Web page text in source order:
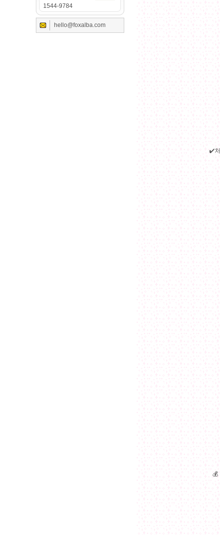
1544-9784
hello@foxalba.com
✔️처
💰